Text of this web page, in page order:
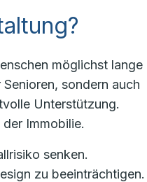
möglichst lange
sondern auch
Unterstützung.
Immobilie.
senken.
zu beeinträchtigen.